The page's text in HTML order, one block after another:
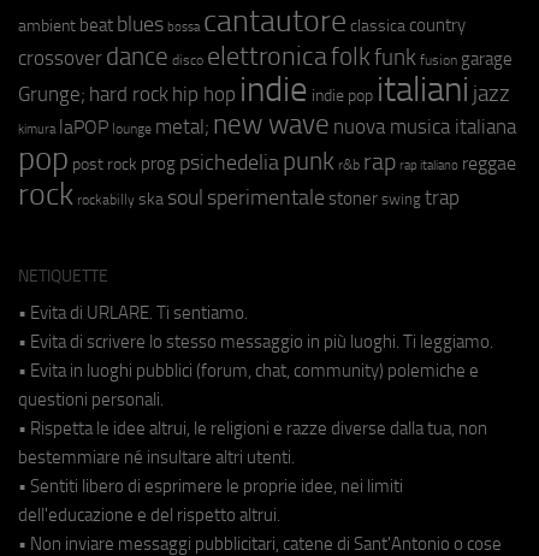
ambient beat blues bossa cantautore classica country
crossover dance disco elettronicafolkfunk fusion garage
Grunge; hard rock hip hop indie indie pop italiani jazz
kimura laPOP lounge metal; new wave nuova musica italiana
pop post rock prog psichedeliapunk r&b rap rap italiano reggae
rock rockabilly ska soul sperimentale stoner swing trap
NETIQUETTE
• Evita di URLARE. Ti sentiamo.
• Evita di scrivere lo stesso messaggio in più luoghi. Ti leggiamo.
• Evita in luoghi pubblici (forum, chat, community) polemiche e
questioni personali.
• Rispetta le idee altrui, le religioni e razze diverse dalla tua, non
bestemmiare né insultare altri utenti.
• Sentiti libero di esprimere le proprie idee, nei limiti
dell'educazione e del rispetto altrui.
• Non inviare messaggi pubblicitari, catene di Sant'Antonio o cose